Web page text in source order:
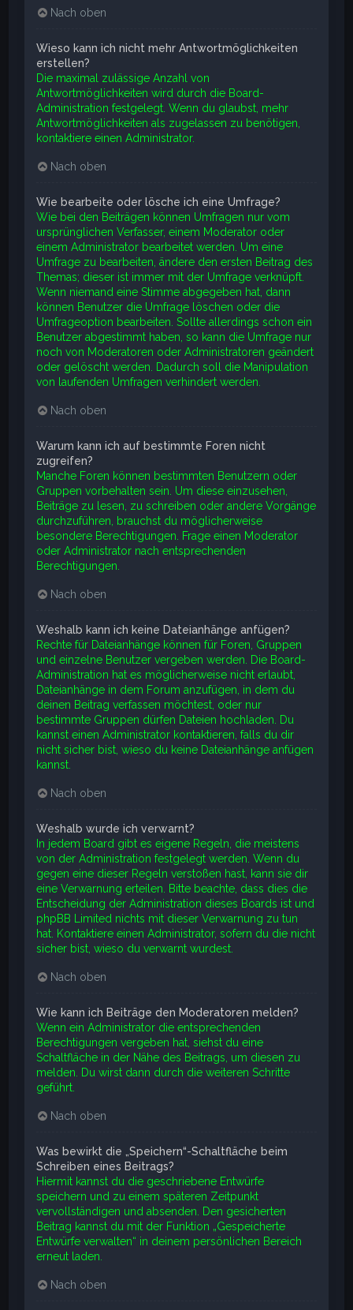
Nach oben
Wieso kann ich nicht mehr Antwortmöglichkeiten
erstellen?
Die maximal zulässige Anzahl von
Antwortmöglichkeiten wird durch die Board-
Administration festgelegt. Wenn du glaubst, mehr
Antwortmöglichkeiten als zugelassen zu benötigen,
kontaktiere einen Administrator.
Nach oben
Wie bearbeite oder lösche ich eine Umfrage?
Wie bei den Beiträgen können Umfragen nur vom
ursprünglichen Verfasser, einem Moderator oder
einem Administrator bearbeitet werden. Um eine
Umfrage zu bearbeiten, ändere den ersten Beitrag des
Themas; dieser ist immer mit der Umfrage verknüpft.
Wenn niemand eine Stimme abgegeben hat, dann
können Benutzer die Umfrage löschen oder die
Umfrageoption bearbeiten. Sollte allerdings schon ein
Benutzer abgestimmt haben, so kann die Umfrage nur
noch von Moderatoren oder Administratoren geändert
oder gelöscht werden. Dadurch soll die Manipulation
von laufenden Umfragen verhindert werden.
Nach oben
Warum kann ich auf bestimmte Foren nicht
zugreifen?
Manche Foren können bestimmten Benutzern oder
Gruppen vorbehalten sein. Um diese einzusehen,
Beiträge zu lesen, zu schreiben oder andere Vorgänge
durchzuführen, brauchst du möglicherweise
besondere Berechtigungen. Frage einen Moderator
oder Administrator nach entsprechenden
Berechtigungen.
Nach oben
Weshalb kann ich keine Dateianhänge anfügen?
Rechte für Dateianhänge können für Foren, Gruppen
und einzelne Benutzer vergeben werden. Die Board-
Administration hat es möglicherweise nicht erlaubt,
Dateianhänge in dem Forum anzufügen, in dem du
deinen Beitrag verfassen möchtest, oder nur
bestimmte Gruppen dürfen Dateien hochladen. Du
kannst einen Administrator kontaktieren, falls du dir
nicht sicher bist, wieso du keine Dateianhänge anfügen
kannst.
Nach oben
Weshalb wurde ich verwarnt?
In jedem Board gibt es eigene Regeln, die meistens
von der Administration festgelegt werden. Wenn du
gegen eine dieser Regeln verstoßen hast, kann sie dir
eine Verwarnung erteilen. Bitte beachte, dass dies die
Entscheidung der Administration dieses Boards ist und
phpBB Limited nichts mit dieser Verwarnung zu tun
hat. Kontaktiere einen Administrator, sofern du die nicht
sicher bist, wieso du verwarnt wurdest.
Nach oben
Wie kann ich Beiträge den Moderatoren melden?
Wenn ein Administrator die entsprechenden
Berechtigungen vergeben hat, siehst du eine
Schaltfläche in der Nähe des Beitrags, um diesen zu
melden. Du wirst dann durch die weiteren Schritte
geführt.
Nach oben
Was bewirkt die „Speichern“-Schaltfläche beim
Schreiben eines Beitrags?
Hiermit kannst du die geschriebene Entwürfe
speichern und zu einem späteren Zeitpunkt
vervollständigen und absenden. Den gesicherten
Beitrag kannst du mit der Funktion „Gespeicherte
Entwürfe verwalten“ in deinem persönlichen Bereich
erneut laden.
Nach oben